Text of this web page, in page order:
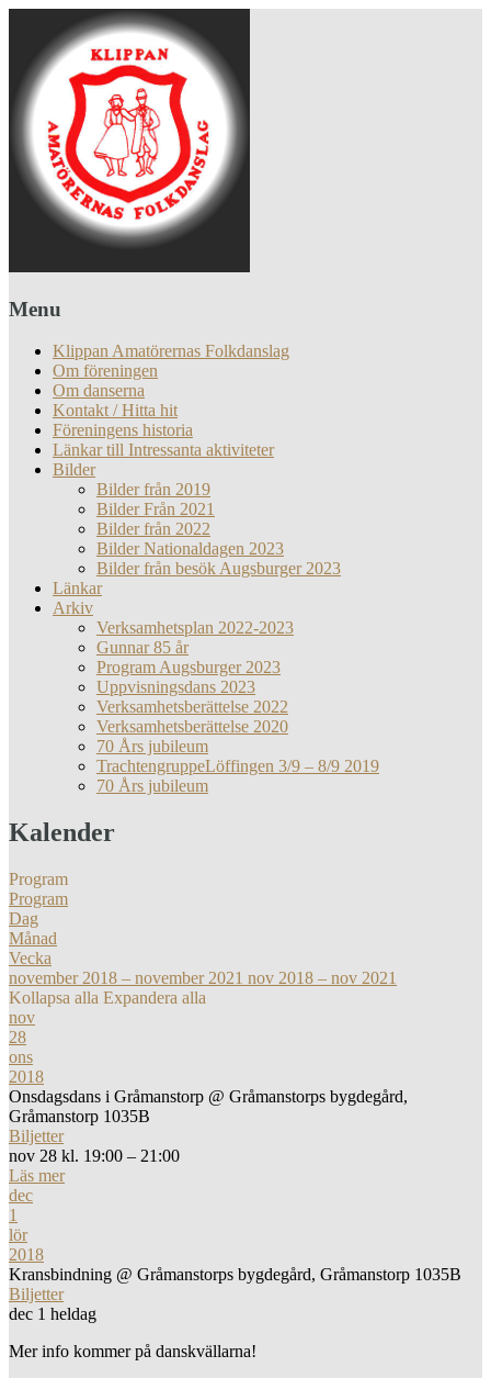
Menu
Klippan Amatörernas Folkdanslag
Om föreningen
Om danserna
Kontakt / Hitta hit
Föreningens historia
Länkar till Intressanta aktiviteter
Bilder
Bilder från 2019
Bilder Från 2021
Bilder från 2022
Bilder Nationaldagen 2023
Bilder från besök Augsburger 2023
Länkar
Arkiv
Verksamhetsplan 2022-2023
Gunnar 85 år
Program Augsburger 2023
Uppvisningsdans 2023
Verksamhetsberättelse 2022
Verksamhetsberättelse 2020
70 Års jubileum
TrachtengruppeLöffingen 3/9 – 8/9 2019
70 Års jubileum
Kalender
Program
Program
Dag
Månad
Vecka
november 2018 – november 2021 nov 2018 – nov 2021
Kollapsa alla Expandera alla
nov
28
ons
2018
Onsdagsdans i Gråmanstorp @ Gråmanstorps bygdegård,
Gråmanstorp 1035B
Biljetter
nov 28 kl. 19:00 – 21:00
Läs mer
dec
1
lör
2018
Kransbindning @ Gråmanstorps bygdegård, Gråmanstorp 1035B
Biljetter
dec 1 heldag
Mer info kommer på danskvällarna!